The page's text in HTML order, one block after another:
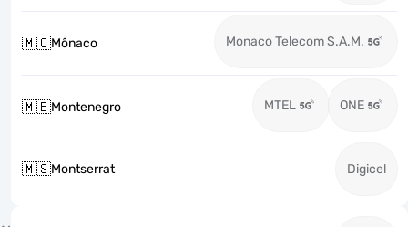
🇲🇨Mônaco Monaco Telecom S.A.M.
🇲🇪Montenegro MTEL ONE
🇲🇸Montserrat Digicel